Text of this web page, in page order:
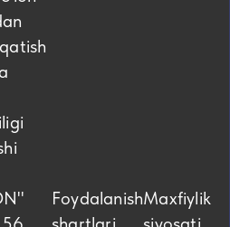
FoydalanishMaxfiylik